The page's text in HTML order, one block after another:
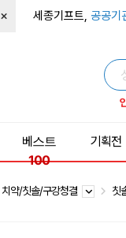
× 세종기프트, 공공기
베스트
100
기획전
치약/칫솔/구강청결 칫